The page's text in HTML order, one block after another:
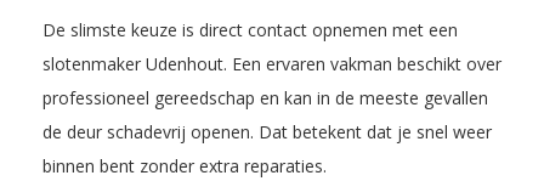
De slimste keuze is direct contact opnemen met een
slotenmaker Udenhout. Een ervaren vakman beschikt over
professioneel gereedschap en kan in de meeste gevallen
de deur schadevrij openen. Dat betekent dat je snel weer
binnen bent zonder extra reparaties.